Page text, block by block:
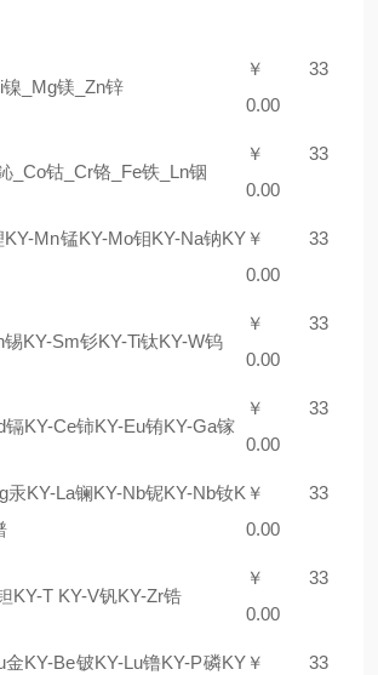
_Mg镁_Zn锌
￥ 33
0.00
_Co钴_Cr铬_Fe铁_Ln铟
￥ 33
0.00
KY-Mn锰KY-Mo钼KY-Na钠KY ￥ 33
0.00
锡KY-Sm钐KY-Ti钛KY-W钨
￥ 33
0.00
镉KY-Ce铈KY-Eu铕KY-Ga镓
￥ 33
0.00
汞KY-La镧KY-Nb铌KY-Nb钕K ￥ 33
0.00
KY-T KY-V钒KY-Zr锆
￥ 33
0.00
金KY-Be铍KY-Lu镥KY-P磷KY ￥ 33